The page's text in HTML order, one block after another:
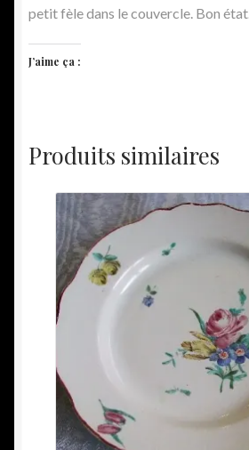
petit fèle dans le couvercle. Bon état.
J’aime ça :
Produits similaires